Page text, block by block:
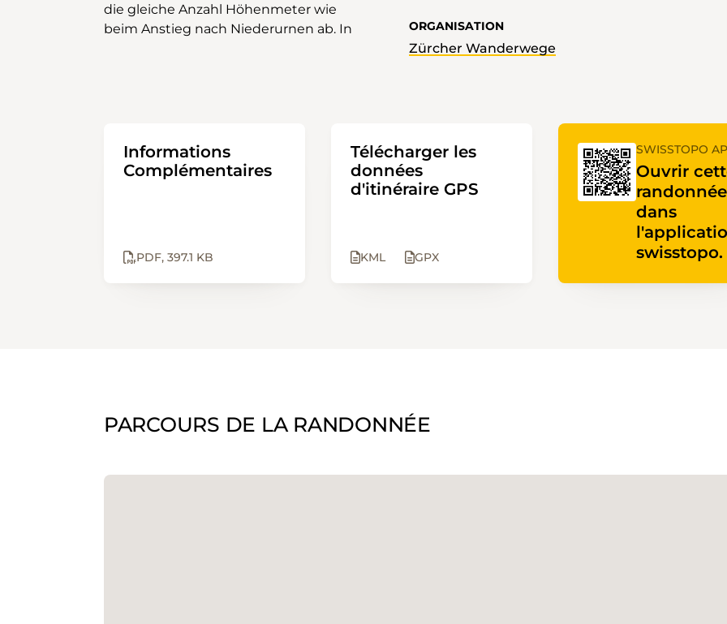
die gleiche Anzahl Höhenmeter wie
beim Anstieg nach Niederurnen ab. In
ORGANISATION
Zürcher Wanderwege
Informations
Complémentaires
PDF 397.1 KB
Télécharger les
données
d'itinéraire GPS
KML GPX
SWISSTOPO
Ouvrir
randonnée
dans
swisstopo.
PARCOURS DE LA RANDONNÉE